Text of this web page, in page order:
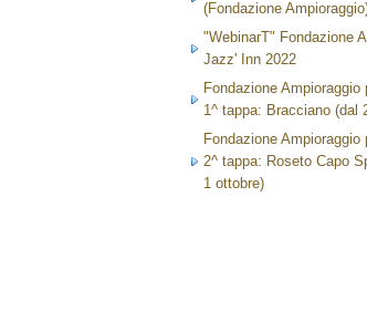
(Fondazione
"WebinarT" Fondazione
Jazz' Inn 2022
Fondazione
1^ tappa: Bracciano (dal
Fondazione
2^ tappa: Roseto Capo
1 ottobre)